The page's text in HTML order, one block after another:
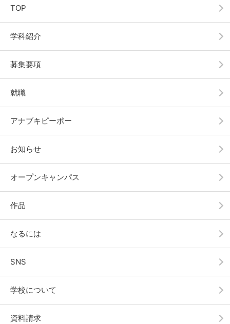
TOP
学科紹介
募集要項
就職
アナブキピーポー
お知らせ
オープンキャンパス
作品
なるには
SNS
学校について
資料請求